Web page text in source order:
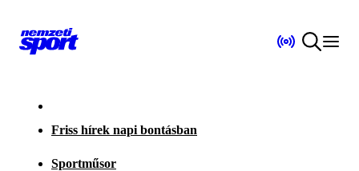
Friss hírek napi bontásban
Sportműsor